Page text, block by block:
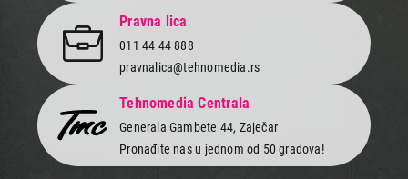
Pravna lica
011 44 44 888
pravnalica@tehnomedia.rs
Tehnomedia Centrala
Generala Gambete 44, Zaječar
Pronađite nas u jednom od 50 gradova!